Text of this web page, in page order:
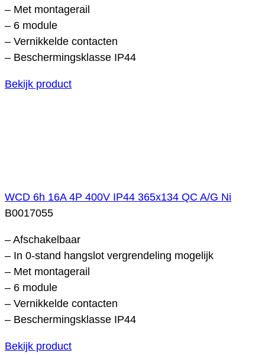
– Met montagerail
– 6 module
– Vernikkelde contacten
– Beschermingsklasse IP44
Bekijk product
WCD 6h 16A 4P 400V IP44 365x134 QC A/G Ni
B0017055
– Afschakelbaar
– In 0-stand hangslot vergrendeling mogelijk
– Met montagerail
– 6 module
– Vernikkelde contacten
– Beschermingsklasse IP44
Bekijk product